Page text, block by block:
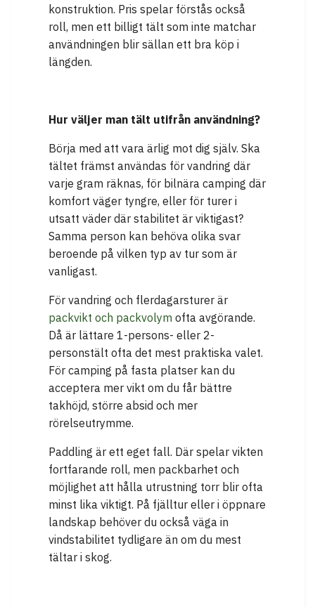
konstruktion. Pris spelar förstås också
roll, men ett billigt tält som inte matchar
användningen blir sällan ett bra köp i
längden.
Hur väljer man tält utifrån användning?
Börja med att vara ärlig mot dig själv. Ska
tältet främst användas för vandring där
varje gram räknas, för bilnära camping där
komfort väger tyngre, eller för turer i
utsatt väder där stabilitet är viktigast?
Samma person kan behöva olika svar
beroende på vilken typ av tur som är
vanligast.
För vandring och flerdagarsturer är
packvikt och packvolym ofta avgörande.
Då är lättare 1-persons- eller 2-
personstält ofta det mest praktiska valet.
För camping på fasta platser kan du
acceptera mer vikt om du får bättre
takhöjd, större absid och mer
rörelseutrymme.
Paddling är ett eget fall. Där spelar vikten
fortfarande roll, men packbarhet och
möjlighet att hålla utrustning torr blir ofta
minst lika viktigt. På fjälltur eller i öppnare
landskap behöver du också väga in
vindstabilitet tydligare än om du mest
tältar i skog.